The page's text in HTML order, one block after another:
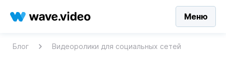
Меню
Блог Видеоролики для социальных сетей